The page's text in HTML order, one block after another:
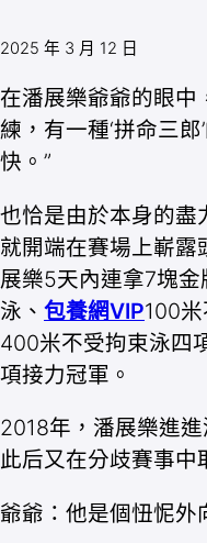
2025 年 3 月 12 日
在潘展樂爺爺的眼中
練，有一種‘拼命三
快。”
也恰是由於本身的盡
就開端在賽場上嶄露
展樂5天內連拿7塊
泳、 包養網VIP100
400米不受拘束泳四
項接力冠軍。
2018年，潘展樂進
此后又在分歧賽事中
爺爺：他是個忸怩外